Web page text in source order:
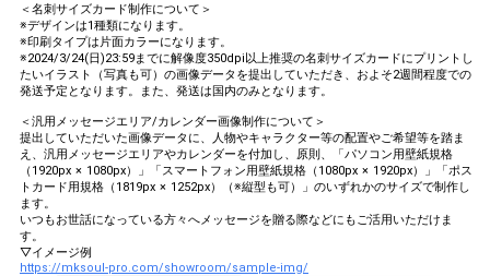
＜名刺サイズカード制作について＞
※デザインは1種類になります。
※印刷タイプは片面カラーになります。
※2024/3/24(日)23:59までに解像度350dpi以上推奨の名刺サイズカードにプリントし
たいイラスト（写真も可）の画像データを提出していただき、およそ2週間程度での
発送予定となります。また、発送は国内のみとなります。
＜汎用メッセージエリア/カレンダー画像制作について＞
提出していただいた画像データに、人物やキャラクター等の配置やご希望等を踏ま
え、汎用メッセージエリアやカレンダーを付加し、原則、「パソコン用壁紙規格
（1920px × 1080px）」「スマートフォン用壁紙規格（1080px × 1920px）」「ポス
トカード用規格（1819px × 1252px）（※縦型も可）」のいずれかのサイズで制作し
ます。
いつもお世話になっている方々へメッセージを贈る際などにもご活用いただけま
す。
▽イメージ例
https://mksoul-pro.com/showroom/sample-img/